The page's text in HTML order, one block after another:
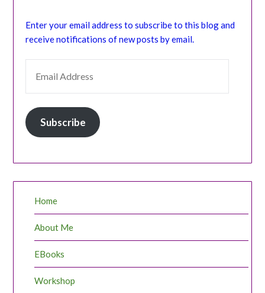
Enter your email address to subscribe to this blog and
receive notifications of new posts by email.
Subscribe
Home
About Me
EBooks
Workshop